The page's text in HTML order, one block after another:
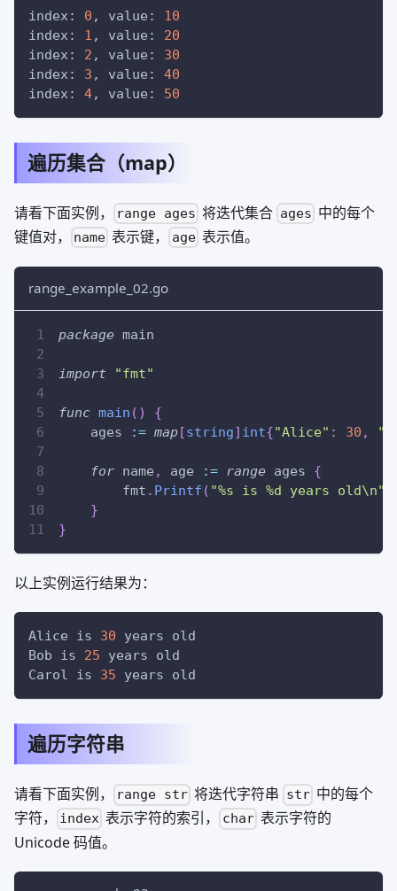
index: 0 , value: 10
index: 1 , value: 20
index: 2 , value: 30
index: 3 , value: 40
index: 4, value: 50
遍历集合（map）
请看下面实例， range ages 将迭代集合 ages 中的每个
键值对，
name 表示键， age 表示值。
range_example_02.go
package main
import "fmt"
func main ( )
{
    ages
:= map[string] int{"Alice" : 30 ,
for name , age := range ages {
        fmt
. Printf ( "%s is %d years old\n"
}
}
以上实例运行结果为：
Alice is 30 years old
Bob is 25 years old
Carol is 35 years old
遍历字符串
请看下面实例， range str 将迭代字符串 str 中的每个
字符，
index 表示字符的索引， char 表示字符的
Unicode 码值。